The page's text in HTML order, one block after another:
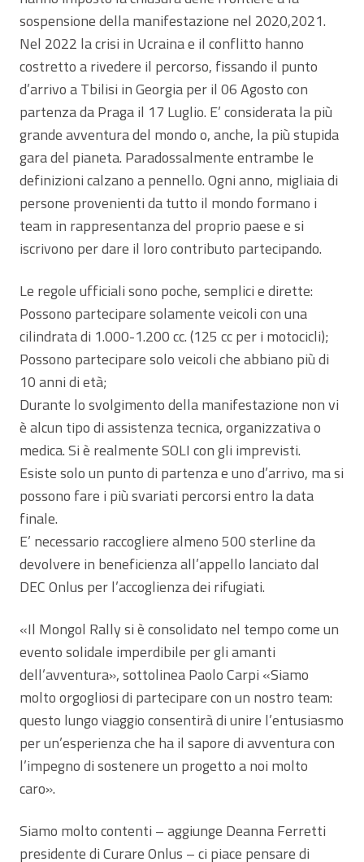
sospensione della manifestazione nel 2020,2021.
Nel 2022 la crisi in Ucraina e il conflitto hanno
costretto a rivedere il percorso, fissando il punto
d’arrivo a Tbilisi in Georgia per il 06 Agosto con
partenza da Praga il 17 Luglio. E’ considerata la più
grande avventura del mondo o, anche, la più stupida
gara del pianeta. Paradossalmente entrambe le
definizioni calzano a pennello. Ogni anno, migliaia di
persone provenienti da tutto il mondo formano i
team in rappresentanza del proprio paese e si
iscrivono per dare il loro contributo partecipando.
Le regole ufficiali sono poche, semplici e dirette:
Possono partecipare solamente veicoli con una
cilindrata di 1.000-1.200 cc. (125 cc per i motocicli);
Possono partecipare solo veicoli che abbiano più di
10 anni di età;
Durante lo svolgimento della manifestazione non vi
è alcun tipo di assistenza tecnica, organizzativa o
medica. Si è realmente SOLI con gli imprevisti.
Esiste solo un punto di partenza e uno d’arrivo, ma si
possono fare i più svariati percorsi entro la data
finale.
E’ necessario raccogliere almeno 500 sterline da
devolvere in beneficienza all’appello lanciato dal
DEC Onlus per l’accoglienza dei rifugiati.
«Il Mongol Rally si è consolidato nel tempo come un
evento solidale imperdibile per gli amanti
dell’avventura», sottolinea Paolo Carpi «Siamo
molto orgogliosi di partecipare con un nostro team:
questo lungo viaggio consentirà di unire l’entusiasmo
per un’esperienza che ha il sapore di avventura con
l’impegno di sostenere un progetto a noi molto
caro».
Siamo molto contenti – aggiunge Deanna Ferretti
presidente di Curare Onlus – ci piace pensare di